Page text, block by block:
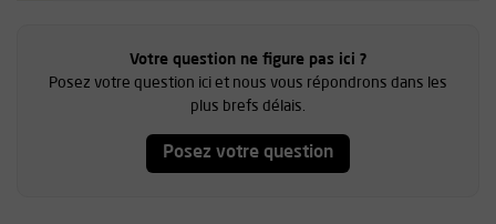
Votre question ne figure pas ici ?
Posez votre question ici et nous vous répondrons dans les
plus brefs délais.
Posez votre question